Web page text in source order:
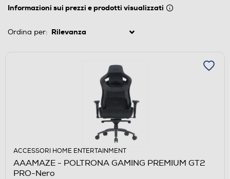
Informazioni sui prezzi e prodotti visualizzati
Ordina per:
ACCESSORI HOME ENTERTAINMENT
AAAMAZE - POLTRONA GAMING PREMIUM GT2
PRO-Nero